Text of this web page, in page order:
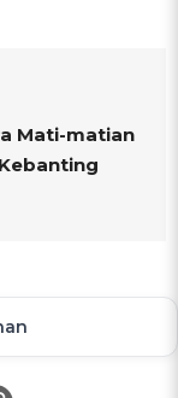
Mati-matian